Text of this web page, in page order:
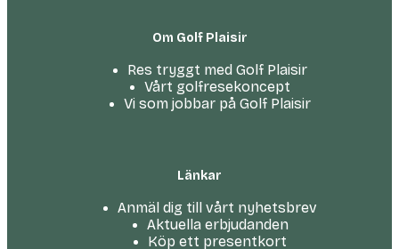
Om Golf Plaisir
Res tryggt med Golf Plaisir
Vårt golfresekoncept
Vi som jobbar på Golf Plaisir
Länkar
Anmäl dig till vårt nyhetsbrev
Aktuella erbjudanden
Köp ett presentkort